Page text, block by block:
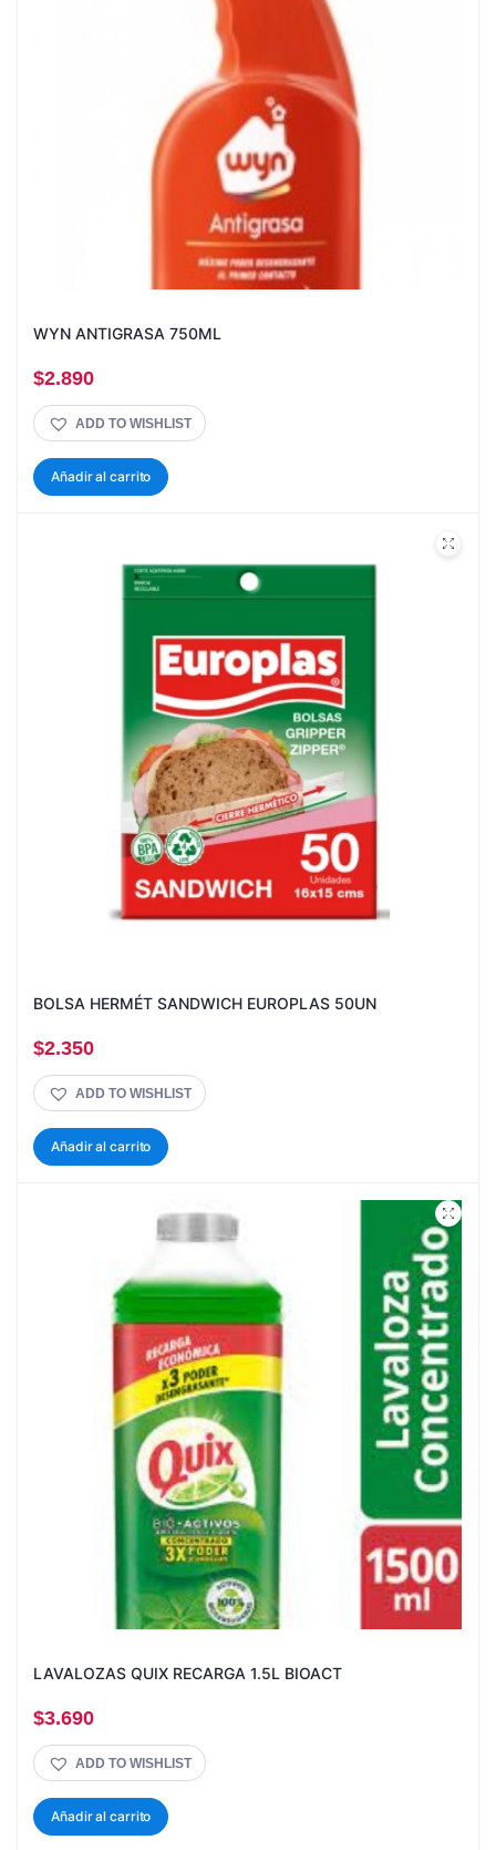
WYN ANTIGRASA 750ML
$2.890
ADD TO WISHLIST
Añadir al carrito
BOLSA HERMÉT SANDWICH EUROPLAS 50UN
$2.350
ADD TO WISHLIST
Añadir al carrito
LAVALOZAS QUIX RECARGA 1.5L BIOACT
$3.690
ADD TO WISHLIST
Añadir al carrito